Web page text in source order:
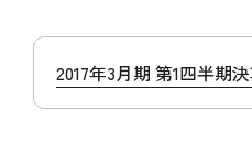
2017年3月期 第1四半期